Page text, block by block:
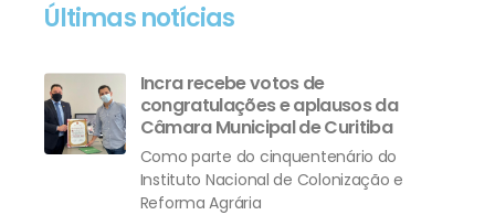
Últimas notícias
Incra recebe votos de
congratulações e aplausos da
Câmara Municipal de Curitiba
Como parte do cinquentenário do
Instituto Nacional de Colonização e
Reforma Agrária